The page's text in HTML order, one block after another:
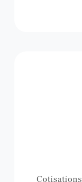
Cotisations